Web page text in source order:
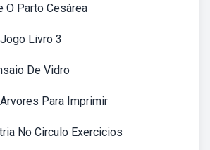
O Parto Cesárea
Livro 3
De Vidro
Para Imprimir
No Circulo Exercicios